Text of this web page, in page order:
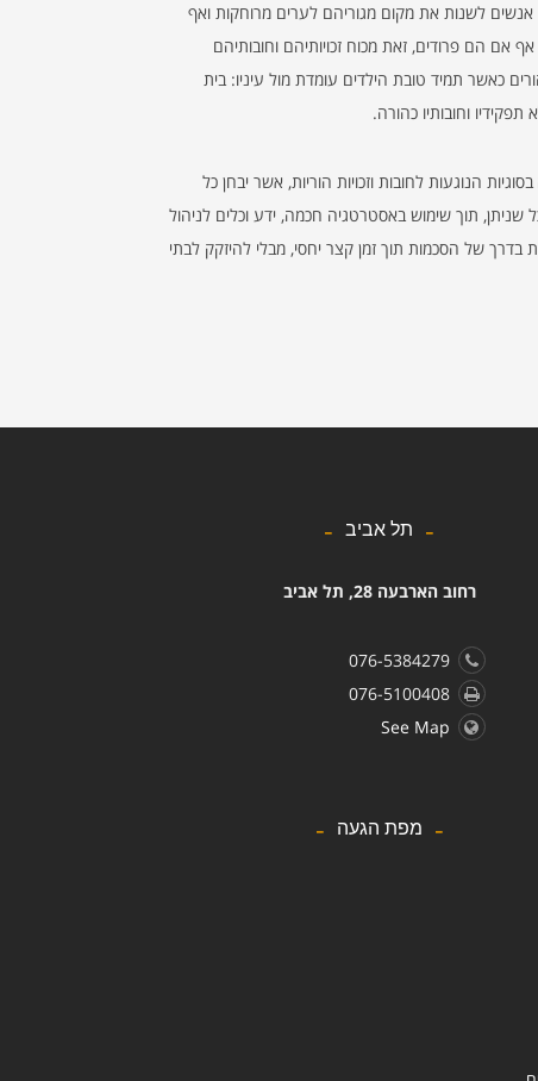
אנשים לשנות את מקום מגוריהם לערים מרוחקות ואף
אם הם פרודים, זאת מכוח זכויותיהם וחובותיהם
כאשר תמיד טובת הילדים עומדת מול עיניו: בית
וחובותיו כהורה.
הנוגעות לחובות וזכויות הוריות, אשר יבחן כל
תוך שימוש באסטרטגיה חכמה, ידע וכלים לניהול
של הסכמות תוך זמן קצר יחסי, מבלי להיזקק לבתי
תל אביב
רחוב הארבעה 28, תל אביב
076-5384279
076-5100408
See Map
מפת הגעה